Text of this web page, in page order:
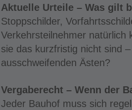
Aktuelle Urteile – Was gilt
Stoppschilder,
Verkehrsteilnehmer natürlich
sie das kurzfristig nicht sind
ausschweifenden Ästen?
Vergaberecht – Wenn der
Jeder Bauhof muss sich